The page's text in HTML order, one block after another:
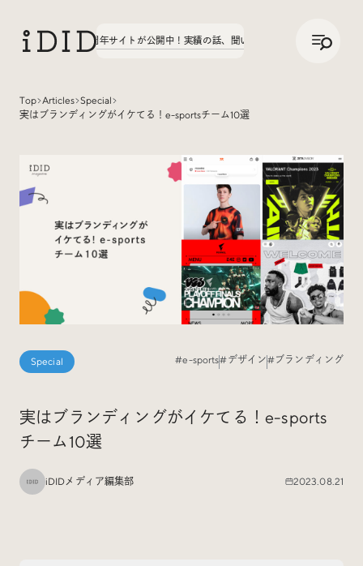
学園70周年サイトが公開中！ 実績の話、聞いてみた。第3弾、八文字学園70周年
JP
インタビュー
Top Articles Special
実はブランディングがイケてる！e-sportsチーム10選
Special #e-sports#デザイン#ブランディング
実はブランディングがイケてる！e-sports
チーム10選
iDIDメディア編集部 2023.08.21